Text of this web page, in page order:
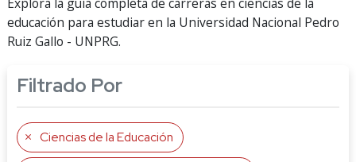
educación para estudiar en la Universidad Nacional Pedro
Ruiz Gallo - UNPRG.
Filtrado Por
Ciencias de la Educación